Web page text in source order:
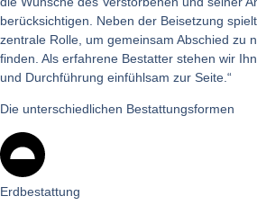
berücksichtigen. Neben der Beisetzung
zentrale Rolle, um gemeinsam Abschied zu
finden. Als erfahrene Bestatter stehen wir
und Durchführung einfühlsam zur Seite.“
Die unterschiedlichen Bestattungsformen
Erdbestattung